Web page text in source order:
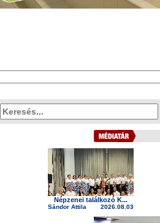
Népzenei találkozó K...
Sándor Attila 2026.08.03